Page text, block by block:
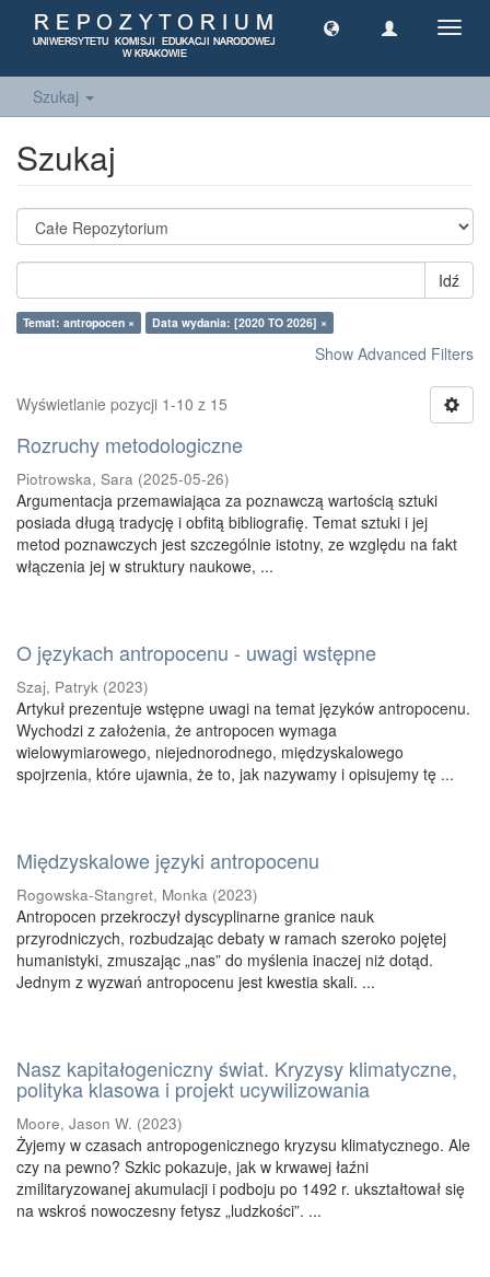
Szukaj
Szukaj
Idź
Temat: antropocen × Data wydania: [2020 TO 2026] ×
Show Advanced Filters
Wyświetlanie pozycji 1-10 z 15
Rozruchy metodologiczne
Piotrowska, Sara (2025-05-26)
Argumentacja przemawiająca za poznawczą wartością sztuki
posiada długą tradycję i obfitą bibliografię. Temat sztuki i jej
metod poznawczych jest szczególnie istotny, ze względu na fakt
włączenia jej w struktury naukowe, ...
O językach antropocenu - uwagi wstępne
Szaj, Patryk (2023)
Artykuł prezentuje wstępne uwagi na temat języków antropocenu.
Wychodzi z założenia, że antropocen wymaga
wielowymiarowego, niejednorodnego, międzyskalowego
spojrzenia, które ujawnia, że to, jak nazywamy i opisujemy tę ...
Międzyskalowe języki antropocenu
Rogowska-Stangret, Monka (2023)
Antropocen przekroczył dyscyplinarne granice nauk
przyrodniczych, rozbudzając debaty w ramach szeroko pojętej
humanistyki, zmuszając „nas” do myślenia inaczej niż dotąd.
Jednym z wyzwań antropocenu jest kwestia skali. ...
Nasz kapitałogeniczny świat. Kryzysy klimatyczne,
polityka klasowa i projekt ucywilizowania
Moore, Jason W. (2023)
Żyjemy w czasach antropogenicznego kryzysu klimatycznego. Ale
czy na pewno? Szkic pokazuje, jak w krwawej łaźni
zmilitaryzowanej akumulacji i podboju po 1492 r. ukształtował się
na wskroś nowoczesny fetysz „ludzkości”. ...